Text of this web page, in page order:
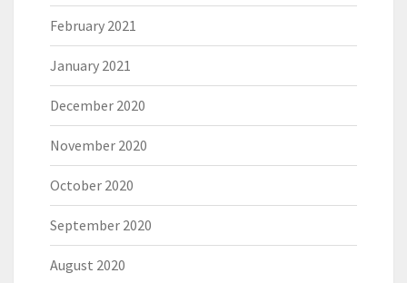
February 2021
January 2021
December 2020
November 2020
October 2020
September 2020
August 2020